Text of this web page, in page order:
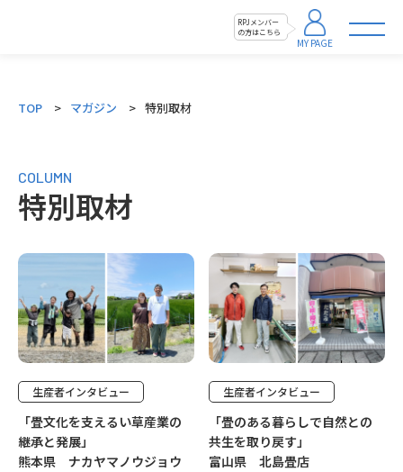
RPJメンバー
の方はこちら
MY PAGE
TOP マガジン 特別取材
COLUMN
特別取材
生産者インタビュー
「畳文化を支えるい草産業の
継承と発展」
熊本県 ナカヤマノウジョウ
特別取材
生産者インタビュー
「畳のある暮らしで自然との
共生を取り戻す」
富山県 北島畳店